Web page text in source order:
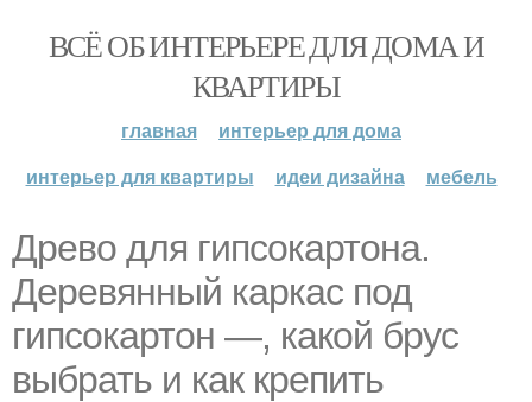
ВСЁ ОБ ИНТЕРЬЕРЕ ДЛЯ ДОМА И
КВАРТИРЫ
главная
интерьер для дома
интерьер для квартиры
идеи дизайна мебель
Древо для гипсокартона.
Деревянный каркас под
гипсокартон —, какой брус
выбрать и как крепить